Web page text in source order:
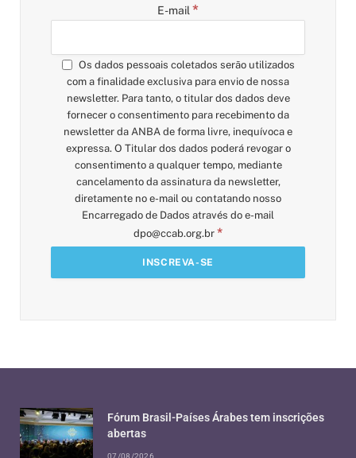
E-mail *
Os dados pessoais coletados serão utilizados
com a finalidade exclusiva para envio de nossa
newsletter. Para tanto, o titular dos dados deve
fornecer o consentimento para recebimento da
newsletter da ANBA de forma livre, inequívoca e
expressa. O Titular dos dados poderá revogar o
consentimento a qualquer tempo, mediante
cancelamento da assinatura da newsletter,
diretamente no e-mail ou contatando nosso
Encarregado de Dados através do e-mail
dpo@ccab.org.br *
Fórum Brasil-Países Árabes tem inscrições
abertas
07/08/2026